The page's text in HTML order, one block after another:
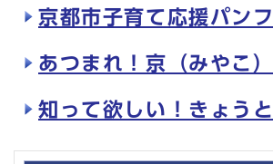
京都市子育て応援パン
あつまれ！京（みやこ
知って欲しい！きょう